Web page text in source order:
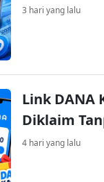
3 hari yang lalu
Link DANA
Diklaim
4 hari yang lalu